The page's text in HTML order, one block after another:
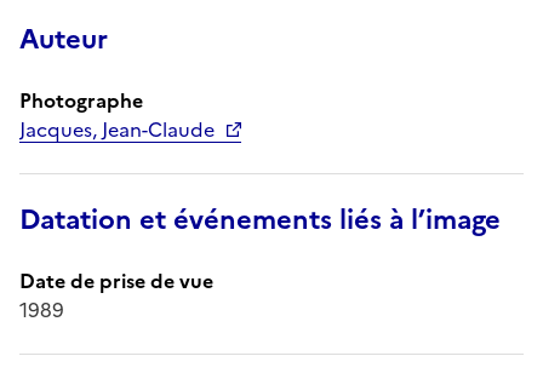
Auteur
Photographe
Jacques, Jean-Claude
Datation et événements liés à l’image
Date de prise de vue
1989